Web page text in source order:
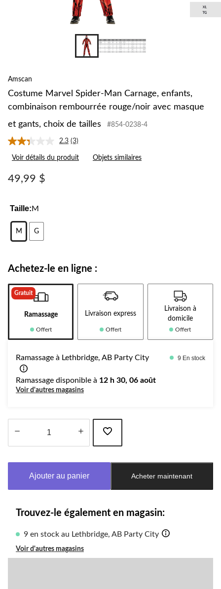
Amscan
Costume Marvel Spider-Man Carnage, enfants,
combinaison rembourrée rouge/noir avec masque
et gants, choix de tailles
#854-0238-4
2.3 Lire
les
3
(3)
Voir détails du produit Objets similaires
49,99 $
Taille:M
M G
Achetez-le en ligne :
Gratuit
Ramassage
Offert
Livraison express
Offert
Livraison à
domicile
Offert
Ramassage à Lethbridge, AB Party City 9 En stock
Ramassage disponible à 12 h 30, 06 août
Voir d'autres magasins
à
Ajouter au panier Acheter maintenant
Trouvez-le également en magasin:
9 en stock au Lethbridge, AB Party City
Voir d'autres magasins